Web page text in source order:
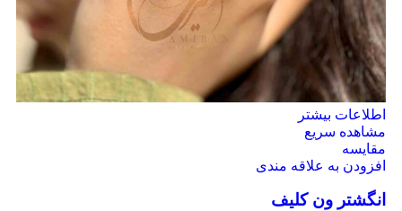
اطلاعات بیشتر
مشاهده سریع
مقایسه
افزودن به علاقه مندی
انگشتر ون کلیف